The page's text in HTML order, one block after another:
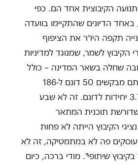
הקיבוצית אחד הם. כפי
הדיונים שהתקיימו בוועדה
תקפה היו״ר את הציפוף
הקיבוץ לשמר, שמנוגד למדיניות
שחלה בשאר המדינה – כולל
במרחב הכפרי. ״אתם מבקשים 50 דונם ל-186
יחידות דיור? זה 3.72 יחידות לדונם. זה לא שבע
שדורשת תוכנית המתאר
הקיבוץ הייתה לא פחות
פה לא במתמטיקה, זה לא
שיתופי". מודי ברכה, כיום